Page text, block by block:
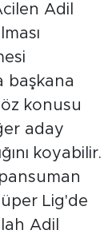
Adil
başkana
konusu
aday
koyabilir.
Lig'de
Adil